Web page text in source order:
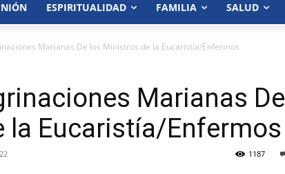
ESPIRITUALIDAD FAMILIA SALUD
Marianas De los Ministros de la Eucaristía/Enfermos
Marianas De
la Eucaristía/Enfermos
1187